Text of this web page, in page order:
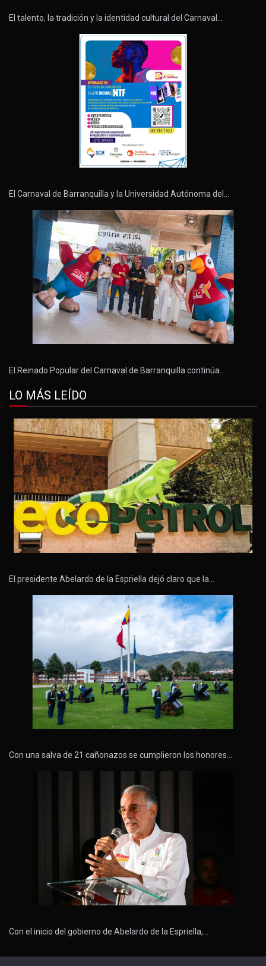
El talento, la tradición y la identidad cultural del Carnaval…
El Carnaval de Barranquilla y la Universidad Autónoma del…
El Reinado Popular del Carnaval de Barranquilla continúa…
LO MÁS LEÍDO
El presidente Abelardo de la Espriella dejó claro que la…
Con una salva de 21 cañonazos se cumplieron los honores…
Con el inicio del gobierno de Abelardo de la Espriella,…